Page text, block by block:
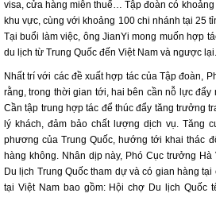
visa, cửa hàng miễn thuế… Tập đoàn có
khu vực, cùng với khoảng 100 chi nhánh tại 25
Tại buổi làm việc, ông JianYi mong muốn hợp
du lịch từ Trung Quốc đến Việt Nam và ngược lại.
Nhất trí với các đề xuất hợp tác của Tập đoàn,
rằng, trong thời gian tới, hai bên cần nỗ lực
Cần tập trung hợp tác để thúc đẩy tăng trưởng
lý khách, đảm bảo chất lượng dịch vụ. Tăng
phương của Trung Quốc, hướng tới khai thác
hàng không. Nhân dịp này, Phó Cục trưởng
Du lịch Trung Quốc tham dự và có gian hàng
tại Việt Nam bao gồm: Hội chợ Du lịch Quốc